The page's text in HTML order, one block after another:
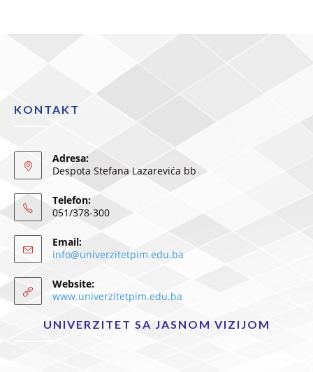
KONTAKT
Adresa:
Despota Stefana Lazarevića bb
Telefon:
051/378-300
Email:
info@univerzitetpim.edu.ba
Website:
www.univerzitetpim.edu.ba
UNIVERZITET SA JASNOM VIZIJOM